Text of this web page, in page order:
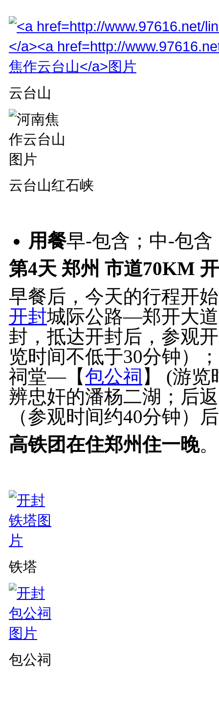
云台山
云台山红石峡
用餐早-包含；中-包
第4天 郑州 市道70KM
早餐后，今天的行程开
开封城际公路—郑开大
封，抵达开封后，参观
览时间不低于30分钟）
祠堂—【包公祠 】 (游览
辨忠奸的潘杨二湖；后
（参观时间约40分钟）
高铁团在住郑州住一晚。
铁塔
包公祠